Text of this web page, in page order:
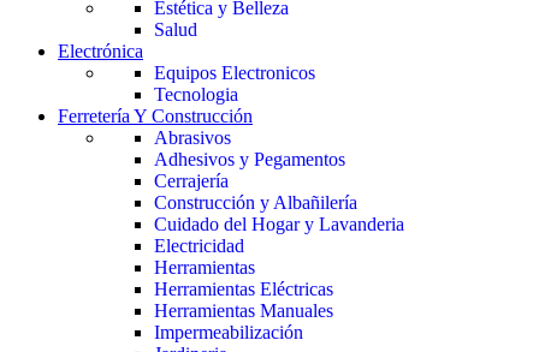
Estética y Belleza
Salud
Electrónica
Equipos Electronicos
Tecnologia
Ferretería Y Construcción
Abrasivos
Adhesivos y Pegamentos
Cerrajería
Construcción y Albañilería
Cuidado del Hogar y Lavanderia
Electricidad
Herramientas
Herramientas Eléctricas
Herramientas Manuales
Impermeabilización